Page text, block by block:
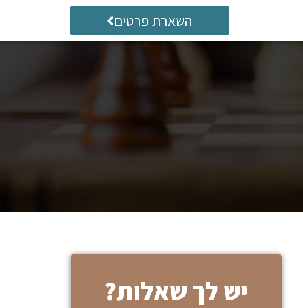
השארת פרטים
יש לך שאלות?